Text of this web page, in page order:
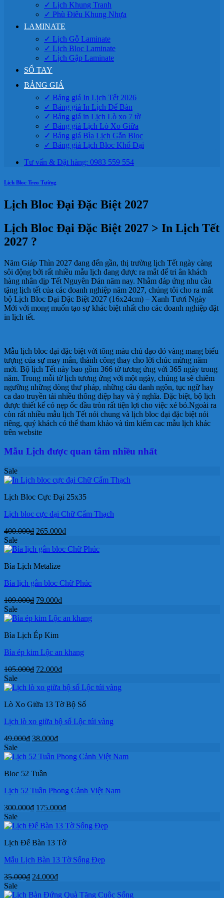
✓ Lịch Khung Tranh
✓ Phù Điêu Khung Nhựa
LAMINATE
✓ Lịch Gỗ Laminate
✓ Lịch Bloc Laminate
✓ Lịch Gập Laminate
SỔ TAY
BẢNG GIÁ
✓ Bảng giá In Lịch Tết 2026
✓ Bảng giá In Lịch Để Bàn
✓ Bảng giá in Lịch Lò xo 7 tờ
✓ Bảng giá Lịch Lò Xo Giữa
✓ Bảng giá Bìa Lịch Gắn Bloc
✓ Bảng giá Lịch Bloc Khổ Đại
Tư vấn & Đặt hàng: 0983 559 554
Lịch Bloc Treo Tường
Lịch Bloc Đại Đặc Biệt 2027
Lịch Bloc Đại Đặc Biệt 2027 > In Lịch Tết
2027 ?
Năm Giáp Thìn 2027 đang đến gần, thị trường lịch Tết ngày càng
sôi động bởi rất nhiều mẫu lịch đang được ra mắt để tri ân khách
hàng nhân dịp Tết Nguyên Đán năm nay. Nhằm đáp ứng nhu cầu
tặng lịch tết của các doanh nghiệp năm 2027, chúng tôi cho ra mắt
bộ Lịch Bloc Đại Đặc Biệt 2027 (16x24cm) – Xanh Tươi Ngày
Mới với mong muốn tạo sự khác biệt nhất cho các doanh nghiệp đặt
in lịch tết.
Mẫu lịch bloc đại đặc biệt với tông màu chủ đạo đỏ vàng mang biểu
tượng của sự may mắn, thành công thay cho lời chúc mừng năm
mới. Bộ lịch Tết này bao gồm 366 tờ tương ứng với 365 ngày trong
năm. Trong mỗi tờ lịch tương ứng với một ngày, chúng ta sẽ chiêm
ngưỡng những dòng thư pháp, những câu danh ngôn, tục ngữ hay
ca dao truyền tải nhiều thông điệp hay và ý nghĩa. Đặc biệt, bộ lịch
được thiết kế có nẹp ốc đầu tròn rất tiện lợi cho việc xé bỏ.Ngoài ra
còn rất nhiều mẫu lịch Tết nói chung và lịch bloc đại đặc biệt nói
riêng, quý khách có thể tham khảo và tìm kiếm cac mẫu lịch khác
trên website
Mẫu Lịch được quan tâm nhiều nhất
Sale
Lịch Bloc Cực Đại 25x35
Lịch bloc cực đại Chữ Cẩm Thạch
400.000₫ Giá
là:
265.000₫Giá
tại
Sale
Bìa Lịch Metalize
Bìa lịch gắn bloc Chữ Phúc
109.000₫ Giá
là:
79.000₫Giá
tại
Sale
Bìa Lịch Ép Kim
Bìa ép kim Lộc an khang
105.000₫ Giá
là:
72.000₫Giá
tại
72.000₫.
Sale
Lò Xo Giữa 13 Tờ Bộ Số
Lịch lò xo giữa bộ số Lộc túi vàng
49.000₫ Giá
là:
38.000₫Giá
tại
Sale
Bloc 52 Tuần
Lịch 52 Tuần Phong Cảnh Việt Nam
300.000₫ Giá
là:
175.000₫Giá
tại
175.000₫.
Sale
Lịch Để Bàn 13 Tờ
Mẫu Lịch Bàn 13 Tờ Sống Đẹp
35.000₫ Giá
là:
24.000₫Giá
tại
Sale